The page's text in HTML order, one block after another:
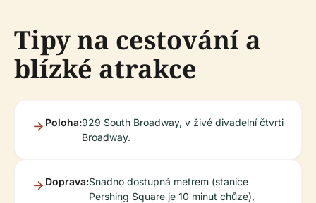
Tipy na cestování a
blízké atrakce
Poloha:929 South Broadway, v živé divadelní čtvrti
Broadway.
Doprava:Snadno dostupná metrem (stanice
Pershing Square je 10 minut chůze),